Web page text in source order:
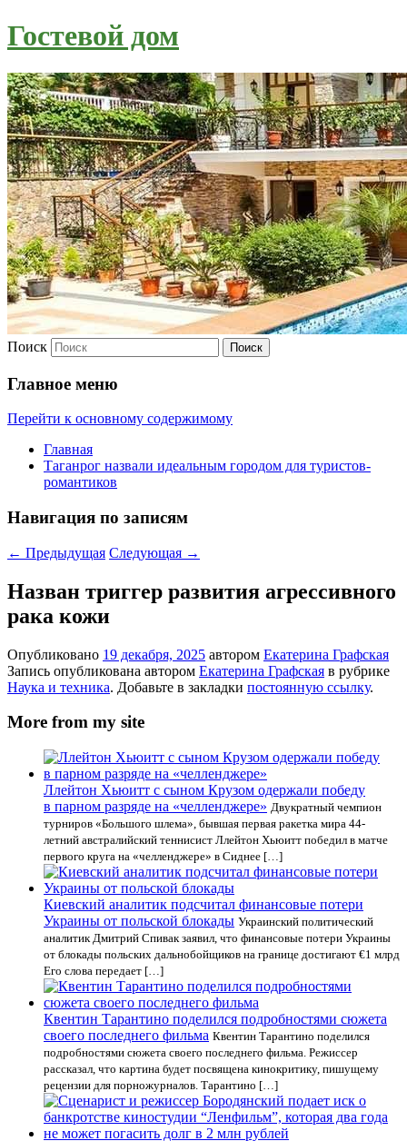
Гостевой дом
Поиск
Главное меню
Перейти к основному содержимому
Главная
Таганрог назвали идеальным городом для туристов-
романтиков
Навигация по записям
← Предыдущая Следующая →
Назван триггер развития агрессивного
рака кожи
Опубликовано 19 декабря, 2025 автором Екатерина Графская
Запись опубликована автором Екатерина Графская в рубрике
Наука и техника. Добавьте в закладки постоянную ссылку.
More from my site
Ллейтон Хьюитт с сыном Крузом одержали победу
в парном разряде на «челленджере» Двукратный чемпион
турниров «Большого шлема», бывшая первая ракетка мира 44-
летний австралийский теннисист Ллейтон Хьюитт победил в матче
первого круга на «челленджере» в Сиднее […]
Киевский аналитик подсчитал финансовые потери
Украины от польской блокады Украинский политический
аналитик Дмитрий Спивак заявил, что финансовые потери Украины
от блокады польских дальнобойщиков на границе достигают €1 млрд
Его слова передает […]
Квентин Тарантино поделился подробностями сюжета
своего последнего фильма Квентин Тарантино поделился
подробностями сюжета своего последнего фильма. Режиссер
рассказал, что картина будет посвящена кинокритику, пишущему
рецензии для порножурналов. Тарантино […]